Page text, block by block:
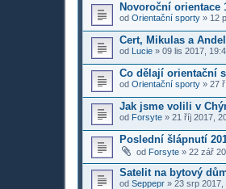
Novoroční orientace
od Orientační sporty » 12
Cert, Mikulas a Andel
od Lucie » 09 lis 2017,
Co dělají orientační
od Orientační sporty » 27
Jak jsme volili v
od Forsyte » 21 říj 2017,
Poslední šlápnutí
od Forsyte » 22 zář
Satelit na bytový
od Seppepr » 23 srp 2017,